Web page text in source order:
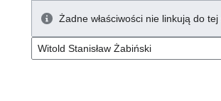
Żadne właściwości nie linkują do tej